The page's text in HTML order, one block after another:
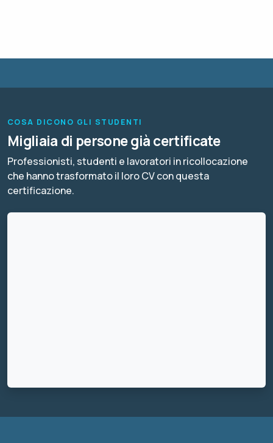
COSA DICONO GLI STUDENTI
Migliaia di persone già certificate
Professionisti, studenti e lavoratori in ricollocazione
che hanno trasformato il loro CV con questa
certificazione.